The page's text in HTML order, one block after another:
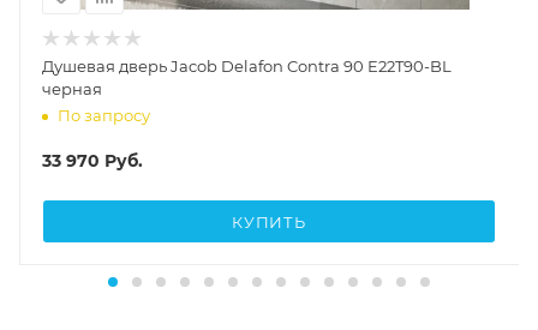
Душевая дверь Jacob Delafon Contra 90 E22T90-BL
черная
По запросу
33 970 Руб.
КУПИТЬ